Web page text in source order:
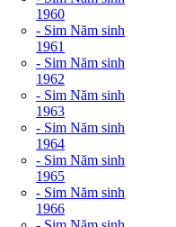
1960
- Sim Năm sinh
1961
- Sim Năm sinh
1962
- Sim Năm sinh
1963
- Sim Năm sinh
1964
- Sim Năm sinh
1965
- Sim Năm sinh
1966